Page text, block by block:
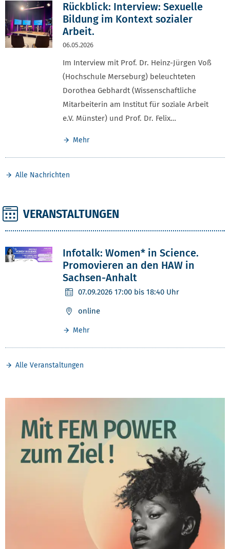
Rückblick: Interview: Sexuelle
Bildung im Kontext sozialer
Arbeit.
06.05.2026
Im Interview mit Prof. Dr. Heinz-Jürgen Voß
(Hochschule Merseburg) beleuchteten
Dorothea Gebhardt (Wissenschaftliche
Mitarbeiterin am Institut für soziale Arbeit
e.V. Münster) und Prof. Dr. Felix…
Mehr
Alle Nachrichten
VERANSTALTUNGEN
Infotalk: Women* in Science.
Promovieren an den HAW in
Sachsen-Anhalt
07.09.2026 17:00 bis 18:40 Uhr
online
Mehr
Alle Veranstaltungen